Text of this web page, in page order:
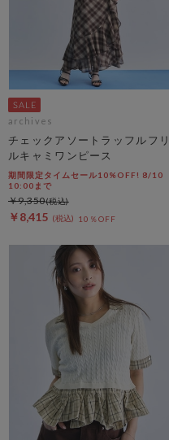
archives
チェックアソートラッフルフリ
ルキャミワンピース
期間限定タイムセール10%OFF! 8/10
10:00まで
￥8,415 10％OFF
￥9,350